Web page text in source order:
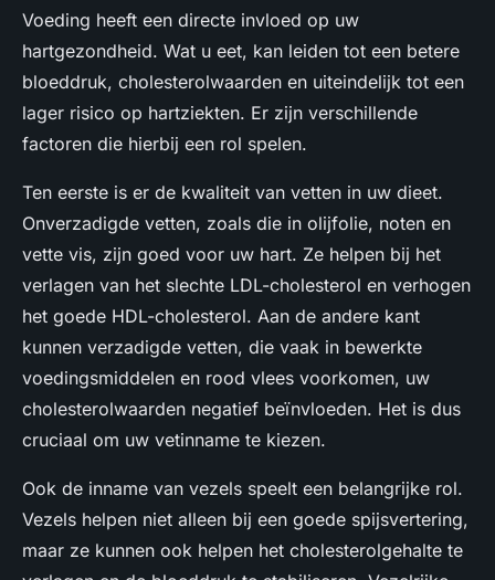
Voeding heeft een directe invloed op uw
hartgezondheid. Wat u eet, kan leiden tot een betere
bloeddruk, cholesterolwaarden en uiteindelijk tot een
lager risico op hartziekten. Er zijn verschillende
factoren die hierbij een rol spelen.
Ten eerste is er de kwaliteit van vetten in uw dieet.
Onverzadigde vetten, zoals die in olijfolie, noten en
vette vis, zijn goed voor uw hart. Ze helpen bij het
verlagen van het slechte LDL-cholesterol en verhogen
het goede HDL-cholesterol. Aan de andere kant
kunnen verzadigde vetten, die vaak in bewerkte
voedingsmiddelen en rood vlees voorkomen, uw
cholesterolwaarden negatief beïnvloeden. Het is dus
cruciaal om uw vetinname te kiezen.
Ook de inname van vezels speelt een belangrijke rol.
Vezels helpen niet alleen bij een goede spijsvertering,
maar ze kunnen ook helpen het cholesterolgehalte te